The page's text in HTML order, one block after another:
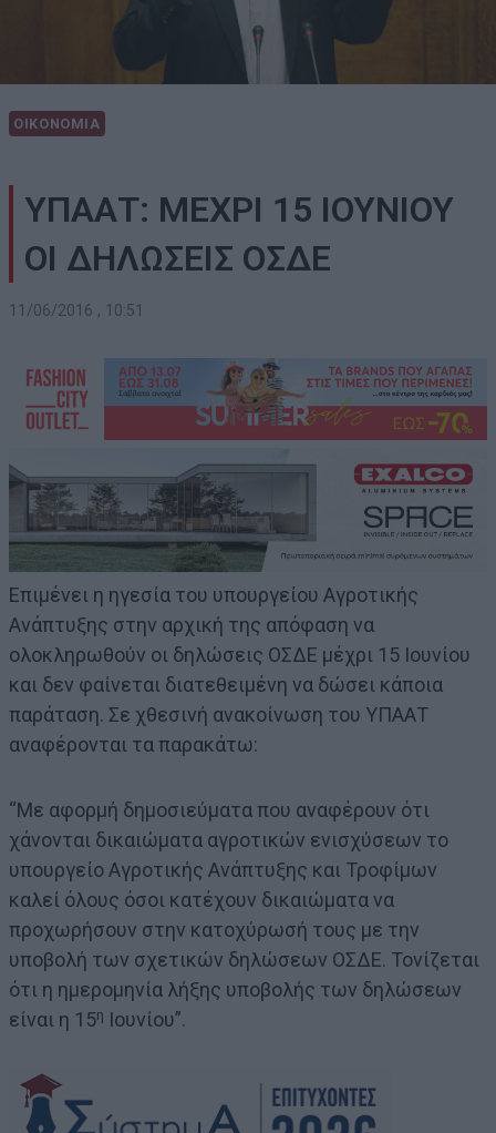
ΟΙΚΟΝΟΜΙΑ
ΥΠΑΑΤ: ΜΕΧΡΙ 15 ΙΟΥΝΙΟΥ
ΟΙ ΔΗΛΩΣΕΙΣ ΟΣΔΕ
11/06/2016 , 10:51
Επιμένει η ηγεσία του υπουργείου Αγροτικής
Ανάπτυξης στην αρχική της απόφαση να
ολοκληρωθούν οι δηλώσεις ΟΣΔΕ μέχρι 15 Ιουνίου
και δεν φαίνεται διατεθειμένη να δώσει κάποια
παράταση. Σε χθεσινή ανακοίνωση του ΥΠΑΑΤ
αναφέρονται τα παρακάτω:
“Με αφορμή δημοσιεύματα που αναφέρουν ότι
χάνονται δικαιώματα αγροτικών ενισχύσεων το
υπουργείο Αγροτικής Ανάπτυξης και Τροφίμων
καλεί όλους όσοι κατέχουν δικαιώματα να
προχωρήσουν στην κατοχύρωσή τους με την
υποβολή των σχετικών δηλώσεων ΟΣΔΕ. Τονίζεται
ότι η ημερομηνία λήξης υποβολής των δηλώσεων
είναι η 15η Ιουνίου”.